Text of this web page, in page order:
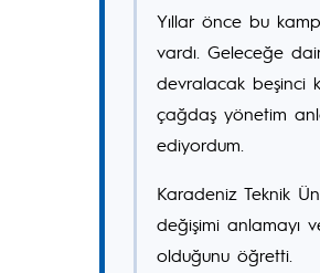
Yıllar önce bu
vardı. Geleceğe
devralacak beşinci
çağdaş yönetim
ediyordum.
Karadeniz Teknik
değişimi anlamayı
olduğunu öğretti.